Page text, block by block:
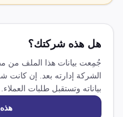
هل هذه شركتك؟
جُمِعت بيانات هذا الملف من
الشركة إدارته بعد. إن كانت
بياناته وتستقبل طلبات العملاء.